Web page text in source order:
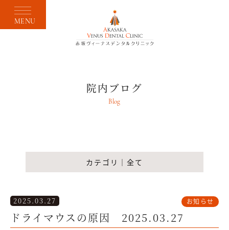
MENU
院内ブログ
Blog
カテゴリ｜全て
2025.03.27
ドライマウスの原因 2025.03.27
お知らせ